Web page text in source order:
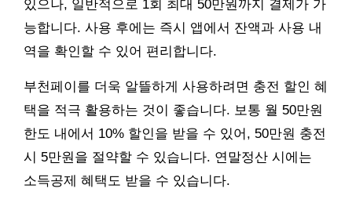
있으나, 일반적으로 1회 최대 50만원까지 결제가 가
능합니다. 사용 후에는 즉시 앱에서 잔액과 사용 내
역을 확인할 수 있어 편리합니다.
부천페이를 더욱 알뜰하게 사용하려면 충전 할인 혜
택을 적극 활용하는 것이 좋습니다. 보통 월 50만원
한도 내에서 10% 할인을 받을 수 있어, 50만원 충전
시 5만원을 절약할 수 있습니다. 연말정산 시에는
소득공제 혜택도 받을 수 있습니다.